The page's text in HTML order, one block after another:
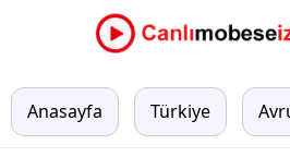
Anasayfa Türkiye